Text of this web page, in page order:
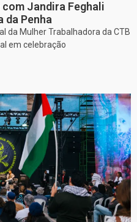
com Jandira Feghali
da Penha
da Mulher Trabalhadora da CTB
em celebração